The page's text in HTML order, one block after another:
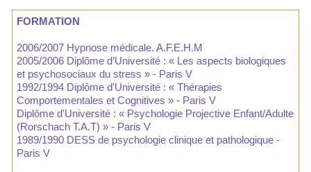
FORMATION
2006/2007 Hypnose médicale. A.F.E.H.M
2005/2006 Diplôme d’Université : « Les aspects biologiques
et psychosociaux du stress » - Paris V
1992/1994 Diplôme d'Université : « Thérapies
Comportementales et Cognitives » - Paris V
Diplôme d'Université : « Psychologie Projective Enfant/Adulte
(Rorschach T.A.T) » - Paris V
1989/1990 DESS de psychologie clinique et pathologique -
Paris V